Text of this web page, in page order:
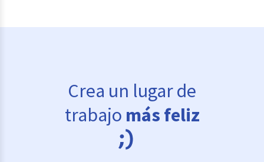
Crea un lugar de
trabajo más feliz